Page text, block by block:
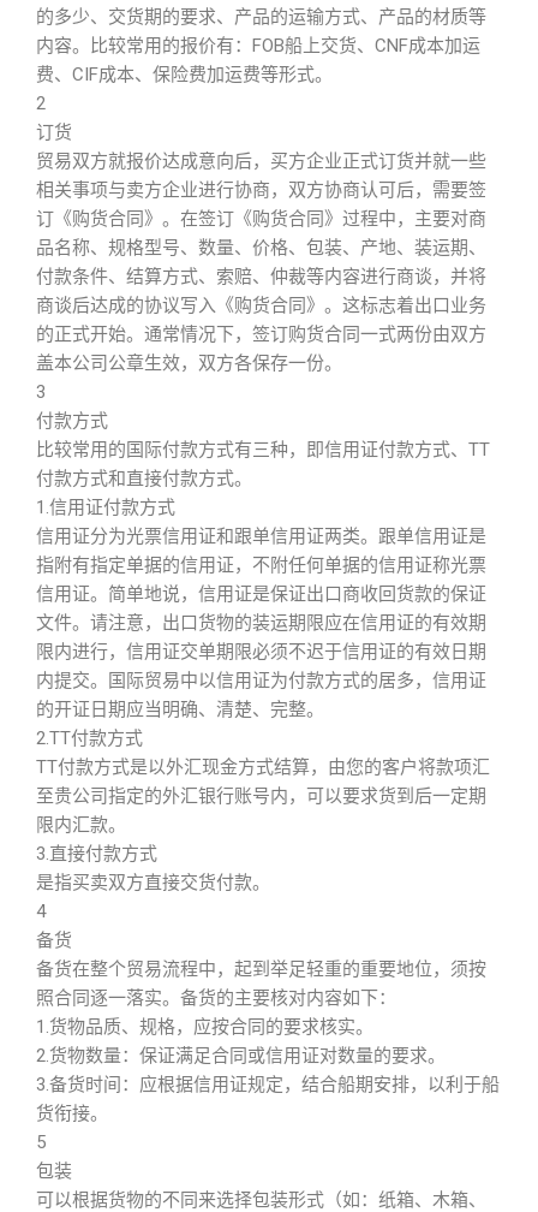
的多少、交货期的要求、产品的运输方式、产品的材质等
内容。比较常用的报价有：FOB船上交货、CNF成本加运
费、CIF成本、保险费加运费等形式。
2
订货
贸易双方就报价达成意向后，买方企业正式订货并就一些
相关事项与卖方企业进行协商，双方协商认可后，需要签
订《购货合同》。在签订《购货合同》过程中，主要对商
品名称、规格型号、数量、价格、包装、产地、装运期、
付款条件、结算方式、索赔、仲裁等内容进行商谈，并将
商谈后达成的协议写入《购货合同》。这标志着出口业务
的正式开始。通常情况下，签订购货合同一式两份由双方
盖本公司公章生效，双方各保存一份。
3
付款方式
比较常用的国际付款方式有三种，即信用证付款方式、TT
付款方式和直接付款方式。
1.信用证付款方式
信用证分为光票信用证和跟单信用证两类。跟单信用证是
指附有指定单据的信用证，不附任何单据的信用证称光票
信用证。简单地说，信用证是保证出口商收回货款的保证
文件。请注意，出口货物的装运期限应在信用证的有效期
限内进行，信用证交单期限必须不迟于信用证的有效日期
内提交。国际贸易中以信用证为付款方式的居多，信用证
的开证日期应当明确、清楚、完整。
2.TT付款方式
TT付款方式是以外汇现金方式结算，由您的客户将款项汇
至贵公司指定的外汇银行账号内，可以要求货到后一定期
限内汇款。
3.直接付款方式
是指买卖双方直接交货付款。
4
备货
备货在整个贸易流程中，起到举足轻重的重要地位，须按
照合同逐一落实。备货的主要核对内容如下：
1.货物品质、规格，应按合同的要求核实。
2.货物数量：保证满足合同或信用证对数量的要求。
3.备货时间：应根据信用证规定，结合船期安排，以利于船
货衔接。
5
包装
可以根据货物的不同来选择包装形式（如：纸箱、木箱、